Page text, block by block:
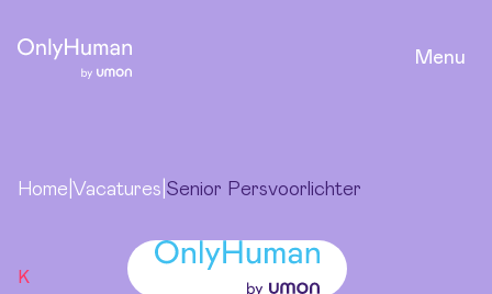
Menu
Home Vacatures Senior Persvoorlichter
K